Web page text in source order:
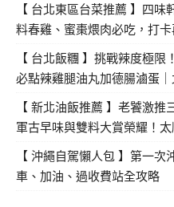
【 台北東區台菜推薦 】四
料春雞、蜜棗煨肉必吃，打
【 台北飯糰 】挑戰辣度極
必點辣雞腿油丸加德腸滷蛋
【 新北油飯推薦 】老饕激
軍古早味與雙料大賞榮耀！
【 沖繩自駕懶人包 】第一
車、加油、過收費站全攻略